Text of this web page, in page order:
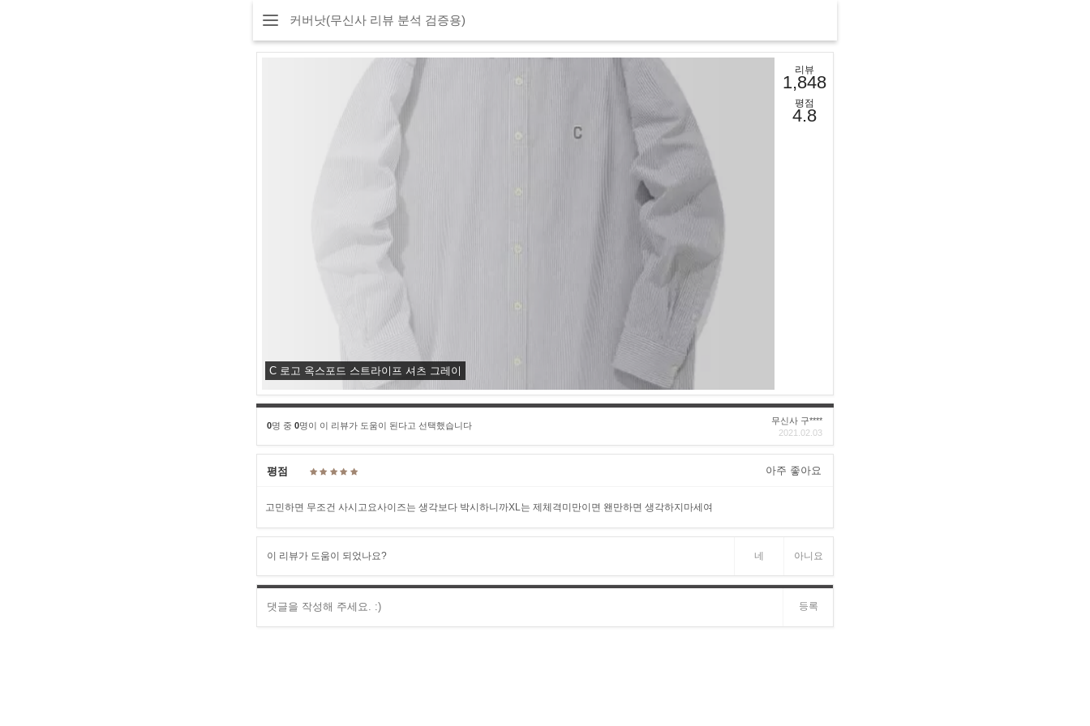
커버낫(무신사 리뷰 분석 검증용)
C 로고 옥스포드 스트라이프 셔츠 그레이
리뷰
1,848
평점
4.8
0명 중 0명이 이 리뷰가 도움이 된다고 선택했습니다
무신사 구****
2021.02.03
평점 아주 좋아요
고민하면 무조건 사시고요사이즈는 생각보다 박시하니까XL는 제체격미만이면 왠만하면 생각하지마세여
이 리뷰가 도움이 되었나요? 네 아니요
등록